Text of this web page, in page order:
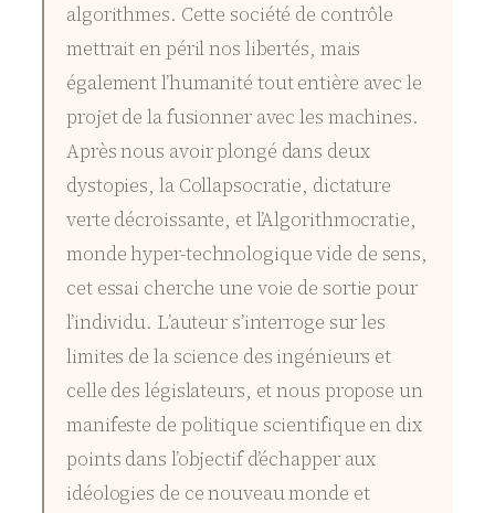
algorithmes. Cette société de contrôle
mettrait en péril nos libertés, mais
également l’humanité tout entière avec le
projet de la fusionner avec les machines.
Après nous avoir plongé dans deux
dystopies, la Collapsocratie, dictature
verte décroissante, et l’Algorithmocratie,
monde hyper-technologique vide de sens,
cet essai cherche une voie de sortie pour
l’individu. L’auteur s’interroge sur les
limites de la science des ingénieurs et
celle des législateurs, et nous propose un
manifeste de politique scientifique en dix
points dans l’objectif d’échapper aux
idéologies de ce nouveau monde et